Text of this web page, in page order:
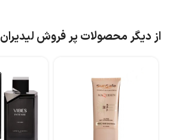
از دیگر محصولات پر فروش لیدیران